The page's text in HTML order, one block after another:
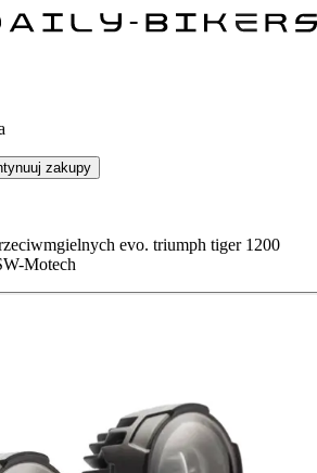
zakupy
evo. triumph tiger 1200
Motech